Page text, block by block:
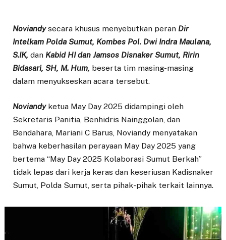
Noviandysecara khusus menyebutkan peran Dir
Intelkam Polda Sumut, Kombes Pol. Dwi Indra Maulana,
S.IK, dan Kabid HI dan Jamsos Disnaker Sumut, Ririn
Bidasari, SH, M. Hum, beserta tim masing-masing
dalam menyukseskan acara tersebut.
Noviandyketua May Day 2025 didampingi oleh
Sekretaris Panitia, Benhidris Nainggolan, dan
Bendahara, Mariani C Barus, Noviandy menyatakan
bahwa keberhasilan perayaan May Day 2025 yang
bertema “May Day 2025 Kolaborasi Sumut Berkah”
tidak lepas dari kerja keras dan keseriusan Kadisnaker
Sumut, Polda Sumut, serta pihak-pihak terkait lainnya.